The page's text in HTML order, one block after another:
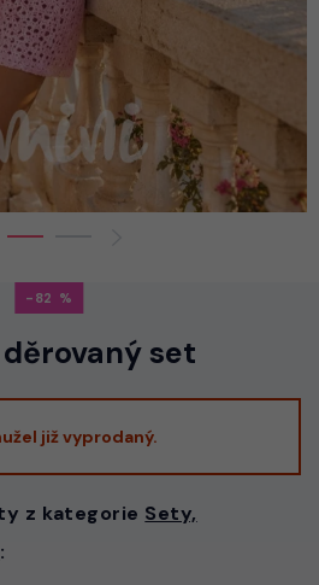
-82
set
již vyprodaný.
z kategorie Sety,
: